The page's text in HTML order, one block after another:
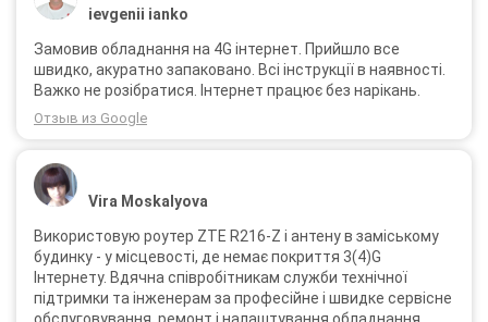
ievgenii ianko
Замовив обладнання на 4G інтернет. Прийшло все
швидко, акуратно запаковано. Всі інструкції в наявності.
Важко не розібратися. Інтернет працює без нарікань.
Отзыв из Google
Vira Moskalyova
Використовую роутер ZTE R216-Z і антену в заміському
будинку - у місцевості, де немає покриття 3(4)G
Інтернету. Вдячна співробітникам служби технічної
підтримки та інженерам за професійне і швидке сервісне